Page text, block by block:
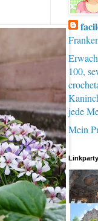
100,
jede
Mein
Linkparty